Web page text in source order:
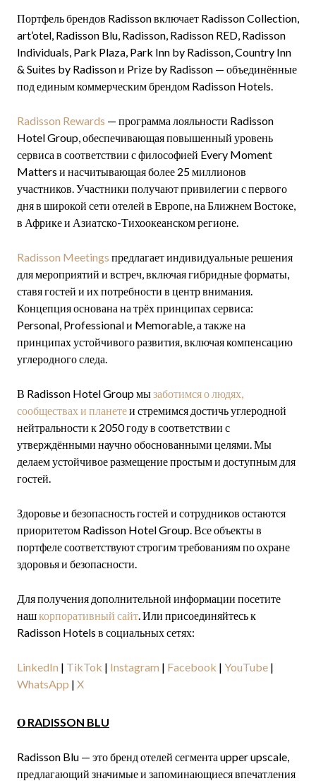
Портфель брендов Radisson включает Radisson Collection,
art’otel, Radisson Blu, Radisson, Radisson RED, Radisson
Individuals, Park Plaza, Park Inn by Radisson, Country Inn
& Suites by Radisson и Prize by Radisson — объединённые
под единым коммерческим брендом Radisson Hotels.
Radisson Rewards — программа лояльности Radisson
Hotel Group, обеспечивающая повышенный уровень
сервиса в соответствии с философией Every Moment
Matters и насчитывающая более 25 миллионов
участников. Участники получают привилегии с первого
дня в широкой сети отелей в Европе, на Ближнем Востоке,
в Африке и Азиатско-Тихоокеанском регионе.
Radisson Meetings предлагает индивидуальные решения
для мероприятий и встреч, включая гибридные форматы,
ставя гостей и их потребности в центр внимания.
Концепция основана на трёх принципах сервиса:
Personal, Professional и Memorable, а также на
принципах устойчивого развития, включая компенсацию
углеродного следа.
В Radisson Hotel Group мызаботимся о людях,
сообществах и планетеи стремимся достичь углеродной
нейтральности к 2050 году в соответствии с
утверждёнными научно обоснованными целями. Мы
делаем устойчивое размещение простым и доступным для
гостей.
Здоровье и безопасность гостей и сотрудников остаются
приоритетом Radisson Hotel Group. Все объекты в
портфеле соответствуют строгим требованиям по охране
здоровья и безопасности.
Для получения дополнительной информации посетите
нашкорпоративный сайт . Или присоединяйтесь к
Radisson Hotels в социальных сетях:
LinkedIn | TikTok | Instagram | Facebook | YouTube |
WhatsApp | X
О RADISSON BLU
Radisson Blu — это бренд отелей сегмента upper upscale,
предлагающий значимые и запоминающиеся впечатления